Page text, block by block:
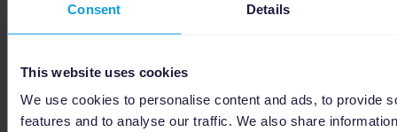
Consent Details
This website uses cookies
We use cookies to personalise content and ads, to provide
features and to analyse our traffic. We also share
identifique de
cuenta la palabra,